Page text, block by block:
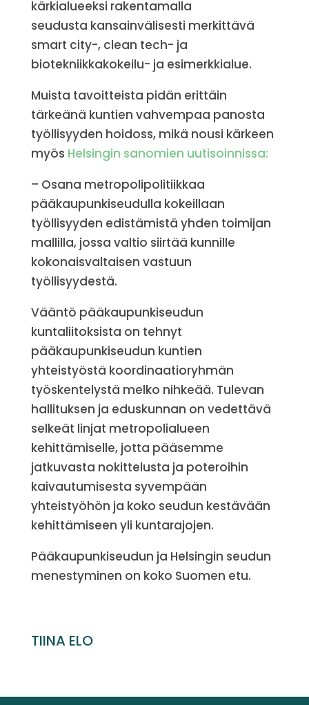
kärkialueeksi rakentamalla
seudusta kansainvälisesti merkittävä
smart city-, clean tech- ja
biotekniikkakokeilu- ja esimerkkialue.
Muista tavoitteista pidän erittäin
tärkeänä kuntien vahvempaa panosta
työllisyyden hoidoss, mikä nousi kärkeen
myös Helsingin sanomien uutisoinnissa:
– Osana metropolipolitiikkaa
pääkaupunkiseudulla kokeillaan
työllisyyden edistämistä yhden toimijan
mallilla, jossa valtio siirtää kunnille
kokonaisvaltaisen vastuun
työllisyydestä.
Vääntö pääkaupunkiseudun
kuntaliitoksista on tehnyt
pääkaupunkiseudun kuntien
yhteistyöstä koordinaatioryhmän
työskentelystä melko nihkeää. Tulevan
hallituksen ja eduskunnan on vedettävä
selkeät linjat metropolialueen
kehittämiselle, jotta pääsemme
jatkuvasta nokittelusta ja poteroihin
kaivautumisesta syvempään
yhteistyöhön ja koko seudun kestävään
kehittämiseen yli kuntarajojen.
Pääkaupunkiseudun ja Helsingin seudun
menestyminen on koko Suomen etu.
TIINA ELO